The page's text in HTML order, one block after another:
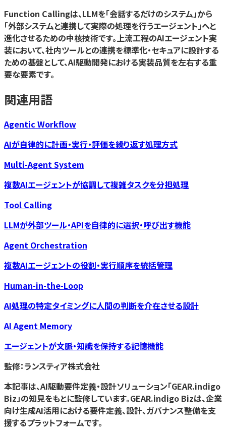
Function Callingは、LLMを「会話するだけのシステム」から
「外部システムと連携して実際の処理を行うエージェント」へと
進化させるための中核技術です。上流工程のAIエージェント実
装において、社内ツールとの連携を標準化・セキュアに設計する
ための基盤として、AI駆動開発における実装品質を左右する重
要な要素です。
関連用語
Agentic Workflow
AIが自律的に計画・実行・評価を繰り返す処理方式
Multi-Agent System
複数AIエージェントが協調して複雑タスクを分担処理
Tool Calling
LLMが外部ツール・APIを自律的に選択・呼び出す機能
Agent Orchestration
複数AIエージェントの役割・実行順序を統括管理
Human-in-the-Loop
AI処理の特定タイミングに人間の判断を介在させる設計
AI Agent Memory
エージェントが文脈・知識を保持する記憶機能
監修：ランスティア株式会社
本記事は、AI駆動要件定義・設計ソリューション「GEAR.indigo
Biz」の知見をもとに監修しています。GEAR.indigo Bizは、企業
向け生成AI活用における要件定義、設計、ガバナンス整備を支
援するプラットフォームです。